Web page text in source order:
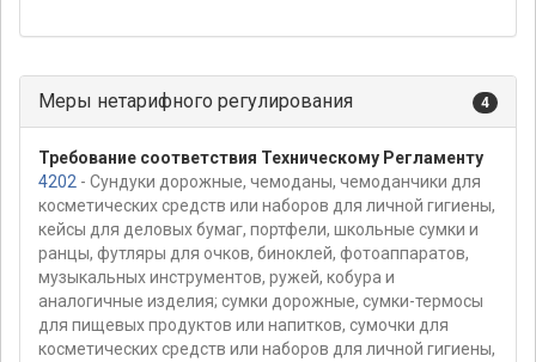
Меры нетарифного регулирования 4
Требование соответствия Техническому Регламенту
4202 - Сундуки дорожные, чемоданы, чемоданчики для
косметических средств или наборов для личной гигиены,
кейсы для деловых бумаг, портфели, школьные сумки и
ранцы, футляры для очков, биноклей, фотоаппаратов,
музыкальных инструментов, ружей, кобура и
аналогичные изделия; сумки дорожные, сумки-термосы
для пищевых продуктов или напитков, сумочки для
косметических средств или наборов для личной гигиены,